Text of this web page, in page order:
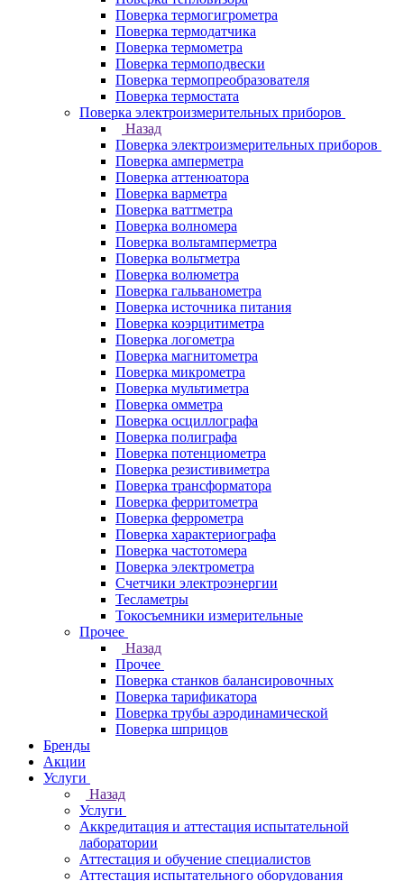
Поверка термогигрометра
Поверка термодатчика
Поверка термометра
Поверка термоподвески
Поверка термопреобразователя
Поверка термостата
Поверка электроизмерительных приборов
Назад
Поверка электроизмерительных приборов
Поверка амперметра
Поверка аттенюатора
Поверка варметра
Поверка ваттметра
Поверка волномера
Поверка вольтамперметра
Поверка вольтметра
Поверка волюметра
Поверка гальванометра
Поверка источника питания
Поверка коэрцитиметра
Поверка логометра
Поверка магнитометра
Поверка микрометра
Поверка мультиметра
Поверка омметра
Поверка осциллографа
Поверка полиграфа
Поверка потенциометра
Поверка резистивиметра
Поверка трансформатора
Поверка ферритометра
Поверка феррометра
Поверка характериографа
Поверка частотомера
Поверка электрометра
Счетчики электроэнергии
Тесламетры
Токосъемники измерительные
Прочее
Назад
Прочее
Поверка станков балансировочных
Поверка тарификатора
Поверка трубы аэродинамической
Поверка шприцов
Бренды
Акции
Услуги
Назад
Услуги
Аккредитация и аттестация испытательной
лаборатории
Аттестация и обучение специалистов
Аттестация испытательного оборудования